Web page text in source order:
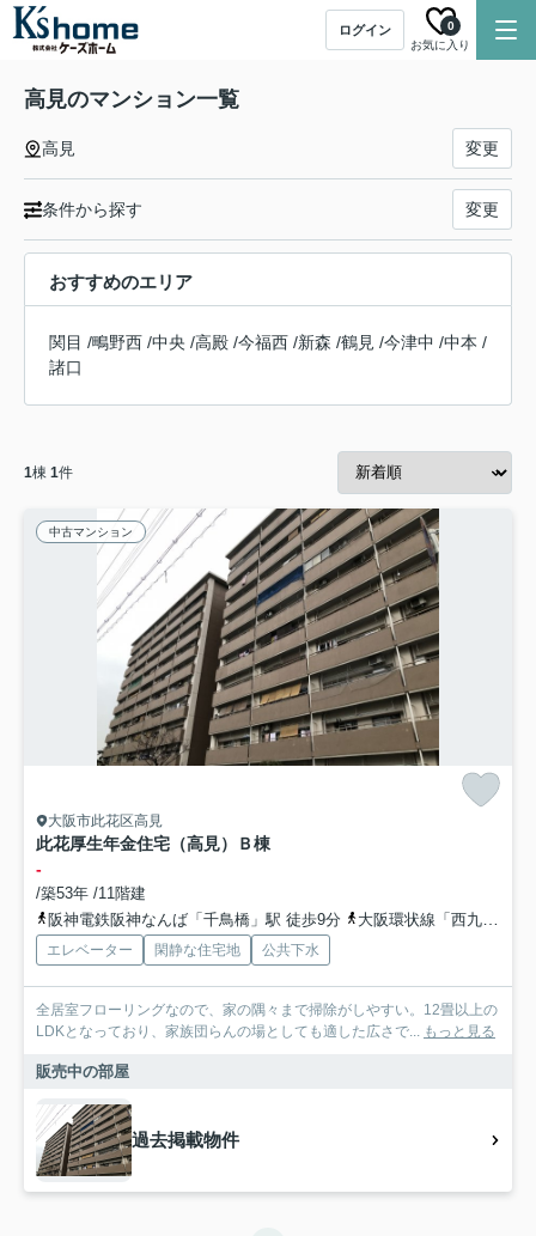
ログイン
お気に入り
0
高見のマンション一覧
高見 変更
条件から探す 変更
おすすめのエリア
関目 /鴫野西 /中央 /高殿 /今福西 /新森 /鶴見 /今津中 /中本 /
諸口
1棟 1件
中古マンション
大阪市此花区高見
此花厚生年金住宅（高見）Ｂ棟
-
/築53年 /11階建
阪神電鉄阪神なんば「千鳥橋」駅 徒歩9分
大阪環状線「西九条」駅 徒歩15分
エレベーター 閑静な住宅地 公共下水
全居室フローリングなので、家の隅々まで掃除がしやすい。12畳以上の
LDKとなっており、家族団らんの場としても適した広さで... もっと見る
販売中の部屋
過去掲載物件